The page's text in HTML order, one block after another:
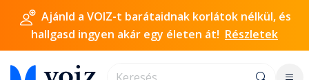
Ajánld a VOIZ-t barátaidnak korlátok nélkül, és
hallgasd ingyen akár egy életen át! Részletek